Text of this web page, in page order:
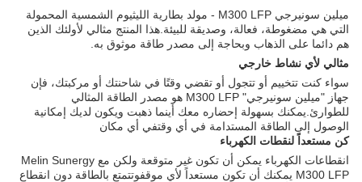
ميلين سونيرجي M300 LFP - مولد بطارية الليثيوم الشمسية المحمولة
التي هي مضغوطة، فعالة، وصديقة للبيئة.هذا المنتج مثالي لأولئك الذين
هم دائما على الذهاب وبحاجة إلى مصدر طاقة موثوق به.
مثالي لأي نشاط خارجي
سواء كنت تتخييم أو تتجول أو تقضي وقتًا في شاحنتك أو مركبتك، فإن
جهاز "ميلين سونيرجي" M300 LFP هو مصدر الطاقة المثالي
للطوارئ.يمكنك بسهولة إحضاره معك أينما ذهبت ويكون لديك إمكانية
الوصول إلى الطاقة المستدامة في أي وقتفي أي مكان
كن مستعداً لنقطات الكهرباء
انقطاعات الكهرباء يمكن أن تكون غير متوقعة ولكن مع Melin Sunergy
M300 LFP يمكنك أن تكون مستعداً لأي موقفوتتمتع بالطاقة دون انقطاع